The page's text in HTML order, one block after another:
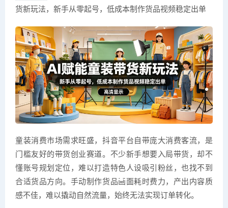
货新玩法，新手从零起号，低成本制作货品视频稳定出单
童装消费市场需求旺盛，抖音平台自带庞大消费客流，是
门槛友好的带货创业赛道。不少新手想要入局带货，却不
懂账号规划定位，难以打造特色人设吸引粉丝，也找不到
合适货品方向。手动制作货品画面耗时费力，产出内容质
感不佳，难以撬动自然流量，始终无法实现订单转化。